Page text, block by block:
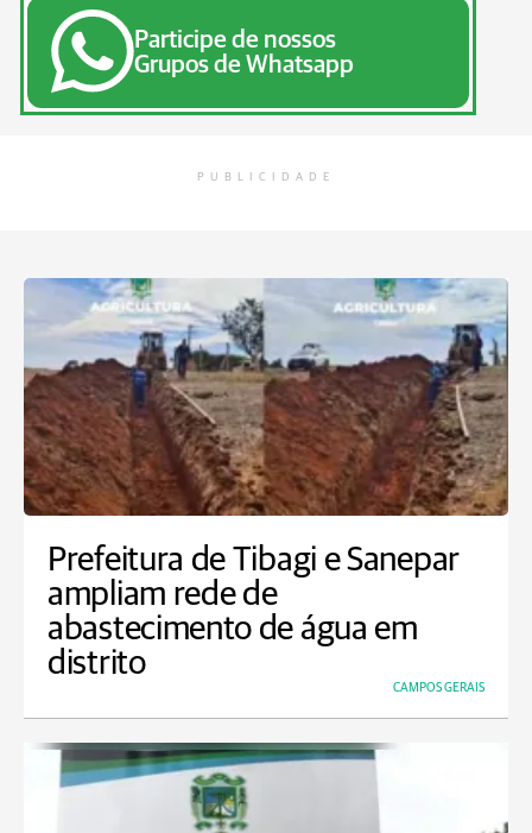
Participe de nossos
Grupos de Whatsapp
PUBLICIDADE
Prefeitura de Tibagi e Sanepar
ampliam rede de
abastecimento de água em
distrito
CAMPOS GERAIS